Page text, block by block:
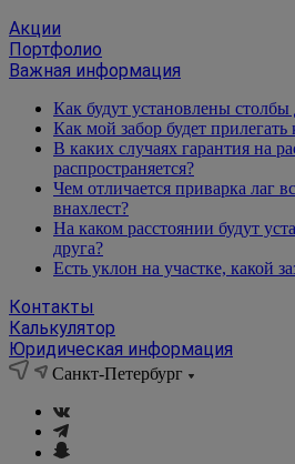
Акции
Портфолио
Важная информация
Как будут установлены столбы
Как мой забор будет прилегать
В каких случаях гарантия на
распространяется?
Чем отличается приварка лаг
внахлест?
На каком расстоянии будут
друга?
Есть уклон на участке, какой
Контакты
Калькулятор
Юридическая информация
Санкт-Петербург